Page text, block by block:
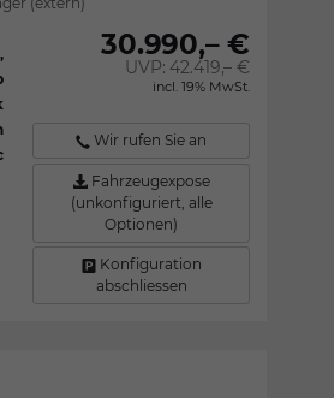
30.990,– €
UVP: 42.419,– €
incl. 19% MwSt.
Wir rufen Sie an
Fahrzeugexpose
(unkonfiguriert, alle
Optionen)
Konfiguration
abschliessen